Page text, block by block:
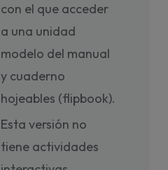
con el que acceder
a una unidad
modelo del manual
y cuaderno
hojeables (flipbook).
Esta versión no
tiene actividades